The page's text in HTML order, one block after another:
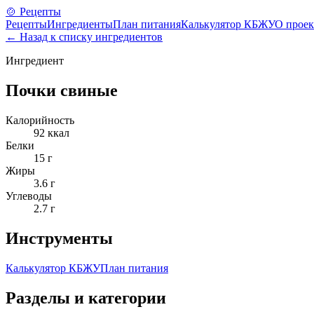
🍲 Рецепты
РецептыИнгредиентыПлан питанияКалькулятор КБЖУО
← Назад к списку ингредиентов
Ингредиент
Почки свиные
Калорийность
92 ккал
Белки
15 г
Жиры
3.6 г
Углеводы
2.7 г
Инструменты
Калькулятор КБЖУПлан питания
Разделы и категории